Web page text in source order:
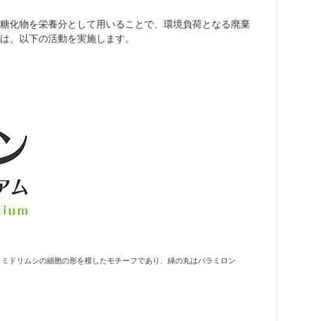
化物を栄養分として用いることで、環境負荷となる廃棄
、以下の活動を実施します。
ドリムシの細胞の形を模したモチーフであり、緑の丸はパラミロン